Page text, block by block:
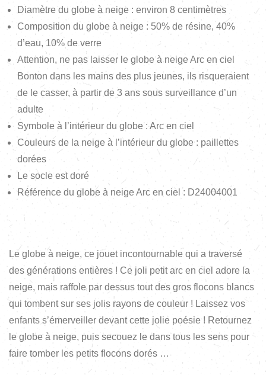
Diamètre du globe à neige : environ 8 centimètres
Composition du globe à neige : 50% de résine, 40%
d’eau, 10% de verre
Attention, ne pas laisser le globe à neige Arc en ciel
Bonton dans les mains des plus jeunes, ils risqueraient
de le casser, à partir de 3 ans sous surveillance d’un
adulte
Symbole à l’intérieur du globe : Arc en ciel
Couleurs de la neige à l’intérieur du globe : paillettes
dorées
Le socle est doré
Référence du globe à neige Arc en ciel : D24004001
Le globe à neige, ce jouet incontournable qui a traversé
des générations entières ! Ce joli petit arc en ciel adore la
neige, mais raffole par dessus tout des gros flocons blancs
qui tombent sur ses jolis rayons de couleur ! Laissez vos
enfants s’émerveiller devant cette jolie poésie ! Retournez
le globe à neige, puis secouez le dans tous les sens pour
faire tomber les petits flocons dorés …